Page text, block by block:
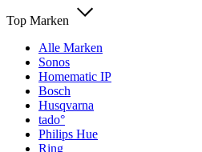
Top Marken
Alle Marken
Sonos
Homematic IP
Bosch
Husqvarna
tado°
Philips Hue
Ring